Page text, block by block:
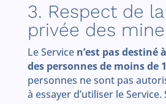
3. Respect de
privée des
Le Service n’est pas destiné
des personnes de moins de
personnes ne sont pas
à essayer d’utiliser le